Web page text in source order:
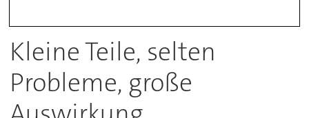
Kleine Teile, selten
Probleme, große